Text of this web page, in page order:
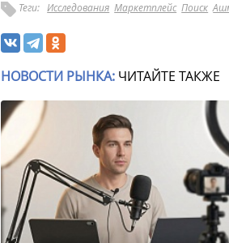
Теги: Исследования Маркетплейс Поиск
НОВОСТИ РЫНКА: ЧИТАЙТЕ ТАКЖЕ